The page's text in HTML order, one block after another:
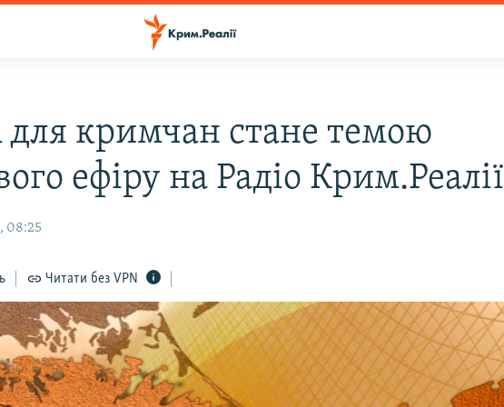
для кримчан стане темою
ефіру на Радіо Крим.Реалії
08:25
Читати без VPN